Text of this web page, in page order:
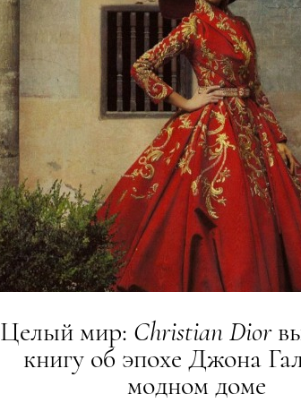
Целый мир: Christian Dior
книгу об эпохе Джона
модном доме